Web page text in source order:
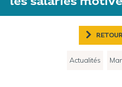
Actualités